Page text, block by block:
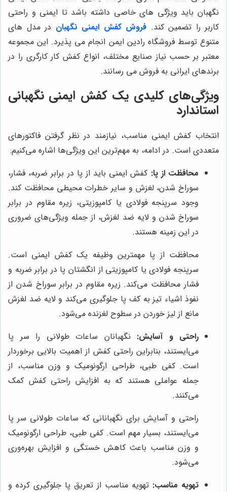
نگهبان باید ویژگی های خاصی داشته باشد تا ایمنی و راحتی
کاربر را تضمین کند. فروش کفش ایمنی نگهبان در مدل های
متنوع توسط فروشگاه رادین ایمن انجام می پذیرد. این مجموعه
معتبر بر حسب نیاز صنایع مختلف، انواع کفش کار کارگری را در
برندهای ایرانی به فروش می رسانند.
ویژگی‌های کلیدی یک کفش ایمنی نگهبانی
استاندارد
انتخاب کفش ایمنی مناسب، نیازمند در نظر گرفتن فاکتورهای
متعددی است. در ادامه، به مهم‌ترین این ویژگی‌ها اشاره می‌کنیم:
محافظت از پا: کفش ایمنی باید از پا در برابر ضربه، فشار،
سوراخ شدن، لغزش و سایر خطرات محیطی محافظت کند.
وجود سرپنجه فولادی یا کامپوزیتی، زیره مقاوم در برابر
سوراخ شدن و لایه ضد لغزش، از جمله ویژگی‌های ضروری
در این زمینه هستند.
محافظت از پا مهمترین وظیفه یک کفش ایمنی است.
سرپنجه فولادی یا کامپوزیتی از انگشتان پا در برابر ضربه و
فشار محافظت می‌کند. زیره مقاوم در برابر سوراخ شدن از
نفوذ اشیاء تیز به کف پا جلوگیری می‌کند و لایه ضد لغزش
مانع از لیز خوردن در سطوح لغزنده می‌شود.
راحتی و آسایش: نگهبانان ساعات طولانی را سر پا
می‌ایستند، بنابراین راحتی کفش از اهمیت بالایی برخوردار
است. کفی طبی، طراحی ارگونومیک و وزن مناسب، از
جمله عواملی هستند که به افزایش راحتی کفش کمک
می‌کنند.
راحتی و آسایش برای نگهبانانی که ساعات طولانی سر پا
می‌ایستند، بسیار مهم است. کفی طبی، طراحی ارگونومیک
و وزن مناسب باعث کاهش خستگی و افزایش بهره‌وری
می‌شود.
تهویه مناسب: تهویه مناسب از تعریق پا جلوگیری کرده و